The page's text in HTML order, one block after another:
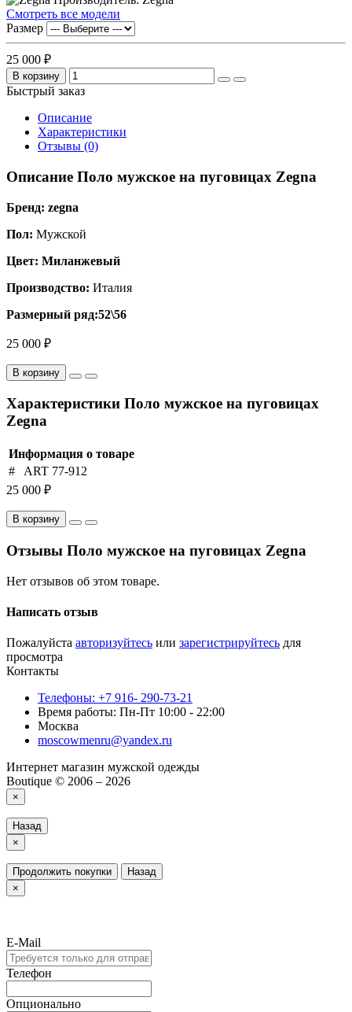
Смотреть все модели
Размер
25 000 ₽
В корзину
Быстрый заказ
Описание
Характеристики
Отзывы (0)
Описание Поло мужское на пуговицах Zegna
Бренд: zegna
Пол: Мужской
Цвет: Миланжевый
Производство: Италия
Размерный ряд:52\56
25 000 ₽
В корзину
Характеристики Поло мужское на пуговицах
Zegna
Информация о товаре
#
ART 77-912
25 000 ₽
В корзину
Отзывы Поло мужское на пуговицах Zegna
Нет отзывов об этом товаре.
Написать отзыв
Пожалуйста авторизуйтесь или зарегистрируйтесь для
просмотра
Контакты
Телефоны: +7 916- 290-73-21
Время работы: Пн-Пт 10:00 - 22:00
Москва
moscowmenru@yandex.ru
Интернет магазин мужской одежды
Boutique © 2006 – 2026
×
Назад
×
Продолжить покупки
Назад
×
E-Mail
Телефон
Опционально